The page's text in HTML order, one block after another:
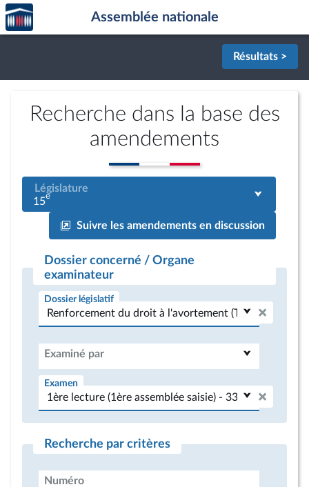
Aller au contenu
Aller en bas de la page
Accèder
à la
page
Assemblée nationale
Résultats >
Recherche dans la base des
amendements
Législature
15e
Suivre les amendements en discussion
Dossier concerné / Organe
examinateur
Dossier législatif
Examiné par
Examen
Recherche par critères
Numéro